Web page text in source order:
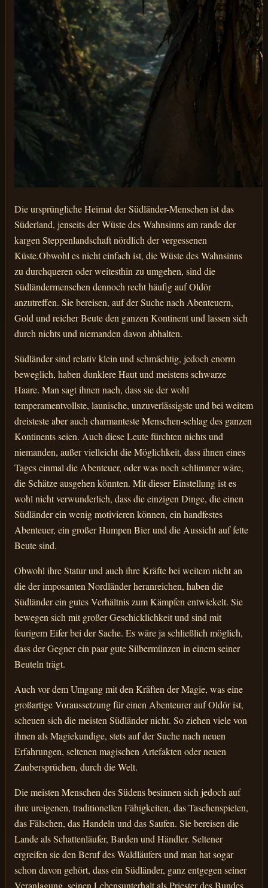
Die ursprüngliche Heimat der Südländer-Menschen ist das
Süderland, jenseits der Wüste des Wahnsinns am rande der
kargen Steppenlandschaft nördlich der vergessenen
Küste.Obwohl es nicht einfach ist, die Wüste des Wahnsinns
zu durchqueren oder weitesthin zu umgehen, sind die
Südländermenschen dennoch recht häufig auf Oldôr
anzutreffen. Sie bereisen, auf der Suche nach Abenteuern,
Gold und reicher Beute den ganzen Kontinent und lassen sich
durch nichts und niemanden davon abhalten.
Südländer sind relativ klein und schmächtig, jedoch enorm
beweglich, haben dunklere Haut und meistens schwarze
Haare. Man sagt ihnen nach, dass sie der wohl
temperamentvollste, launische, unzuverlässigste und bei weitem
dreisteste aber auch charmanteste Menschen-schlag des ganzen
Kontinents seien. Auch diese Leute fürchten nichts und
niemanden, außer vielleicht die Möglichkeit, dass ihnen eines
Tages einmal die Abenteuer, oder was noch schlimmer wäre,
die Schätze ausgehen könnten. Mit dieser Einstellung ist es
wohl nicht verwunderlich, dass die einzigen Dinge, die einen
Südländer ein wenig motivieren können, ein handfestes
Abenteuer, ein großer Humpen Bier und die Aussicht auf fette
Beute sind.
Obwohl ihre Statur und auch ihre Kräfte bei weitem nicht an
die der imposanten Nordländer heranreichen, haben die
Südländer ein gutes Verhältnis zum Kämpfen entwickelt. Sie
bewegen sich mit großer Geschicklichkeit und sind mit
feurigem Eifer bei der Sache. Es wäre ja schließlich möglich,
dass der Gegner ein paar gute Silbermünzen in einem seiner
Beuteln trägt.
Auch vor dem Umgang mit den Kräften der Magie, was eine
großartige Voraussetzung für einen Abenteurer auf Oldôr ist,
scheuen sich die meisten Südländer nicht. So ziehen viele von
ihnen als Magiekundige, stets auf der Suche nach neuen
Erfahrungen, seltenen magischen Artefakten oder neuen
Zaubersprüchen, durch die Welt.
Die meisten Menschen des Südens besinnen sich jedoch auf
ihre ureigenen, traditionellen Fähigkeiten, das Taschenspielen,
das Fälschen, das Handeln und das Saufen. Sie bereisen die
Lande als Schattenläufer, Barden und Händler. Seltener
ergreifen sie den Beruf des Waldläufers und man hat sogar
schon davon gehört, dass ein Südländer, ganz entgegen seiner
Veranlagung, seinen Lebensunterhalt als Priester des Bundes